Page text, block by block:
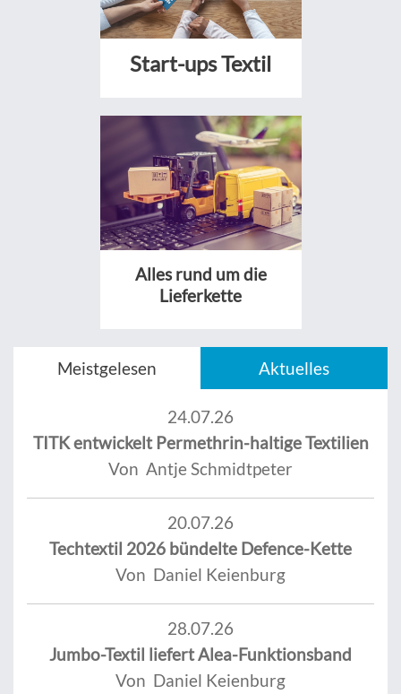
Start-ups Textil
Alles rund um die
Lieferkette
Meistgelesen Aktuelles
24.07.26
TITK entwickelt Permethrin-haltige Textilien
Von Antje Schmidtpeter
20.07.26
Techtextil 2026 bündelte Defence-Kette
Von Daniel Keienburg
28.07.26
Jumbo-Textil liefert Alea-Funktionsband
Von Daniel Keienburg